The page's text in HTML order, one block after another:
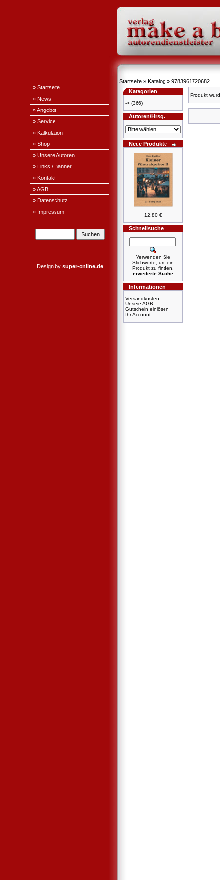
» Startseite
» News
» Angebot
» Service
» Kalkulation
» Shop
» Unsere Autoren
» Links / Banner
» Kontakt
» AGB
» Datenschutz
» Impressum
Design by super-online.de
Startseite » Katalog » 9783961720682
Kategorien
-> (366)
Autoren/Hrsg.
Neue Produkte
12,80 €
Schnellsuche
Verwenden Sie
Stichworte, um ein
Produkt zu finden.
erweiterte Suche
Informationen
Versandkosten
Unsere AGB
Gutschein einlösen
Ihr Account
Produkt